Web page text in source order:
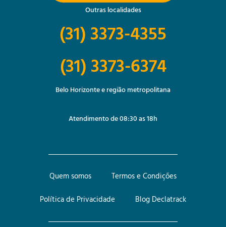
Outras localidades
(31) 3373-4355
(31) 3373-6374
Belo Horizonte e região metropolitana
Atendimento de 08:30 as 18h
Quem somos
Termos e Condições
Política de Privacidade
Blog Declatrack